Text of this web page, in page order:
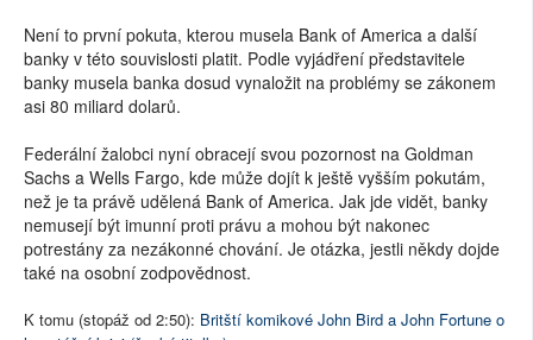
Není to první pokuta, kterou musela Bank of America a další
banky v této souvislosti platit. Podle vyjádření představitele
banky musela banka dosud vynaložit na problémy se zákonem
asi 80 miliard dolarů.
Federální žalobci nyní obracejí svou pozornost na Goldman
Sachs a Wells Fargo, kde může dojít k ještě vyšším pokutám,
než je ta právě udělená Bank of America. Jak jde vidět, banky
nemusejí být imunní proti právu a mohou být nakonec
potrestány za nezákonné chování. Je otázka, jestli někdy dojde
také na osobní zodpovědnost.
K tomu (stopáž od 2:50): Britští komikové John Bird a John Fortune o